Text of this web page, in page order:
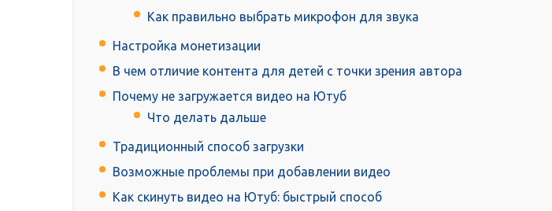
Как правильно выбрать микрофон для звука
Настройка монетизации
В чем отличие контента для детей с точки зрения автора
Почему не загружается видео на Ютуб
Что делать дальше
Традиционный способ загрузки
Возможные проблемы при добавлении видео
Как скинуть видео на Ютуб: быстрый способ